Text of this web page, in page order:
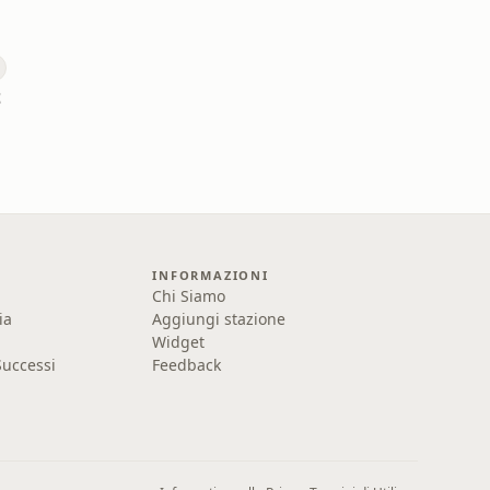
INFORMAZIONI
Chi Siamo
Aggiungi stazione
Widget
Feedback